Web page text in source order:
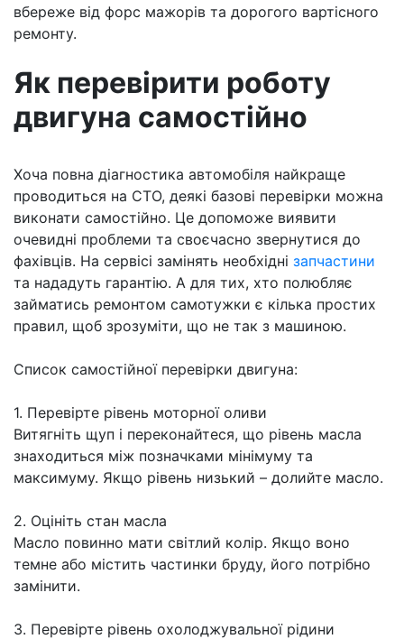
вбереже від форс мажорів та дорогого вартісного
ремонту.
Як перевірити роботу
двигуна самостійно
Хоча повна діагностика автомобіля найкраще
проводиться на СТО, деякі базові перевірки можна
виконати самостійно. Це допоможе виявити
очевидні проблеми та своєчасно звернутися до
фахівців. На сервісі замінять необхідні запчастини
та нададуть гарантію. А для тих, хто полюбляє
займатись ремонтом самотужки є кілька простих
правил, щоб зрозуміти, що не так з машиною.
Список самостійної перевірки двигуна:
1. Перевірте рівень моторної оливи
Витягніть щуп і переконайтеся, що рівень масла
знаходиться між позначками мінімуму та
максимуму. Якщо рівень низький – долийте масло.
2. Оцініть стан масла
Масло повинно мати світлий колір. Якщо воно
темне або містить частинки бруду, його потрібно
замінити.
3. Перевірте рівень охолоджувальної рідини